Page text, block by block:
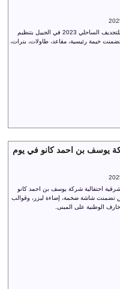
بطولة المملكة للتجديف الساحلي 2023 في الجبيل بتنظيم
خيمة رئيسية، مقاعد، طاولات، بنرات،
يوسف بن احمد كانو في يوم
احتفالية شركة يوسف بن احمد كانو
تضمنت شاشة ضخمة، إضاءة ليزر، وقوالب
الوطنية على المبنى.